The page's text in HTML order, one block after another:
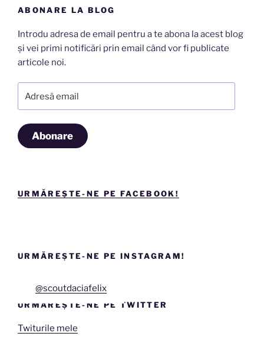
ABONARE LA BLOG
Introdu adresa de email pentru a te abona la acest blog
și vei primi notificări prin email când vor fi publicate
articole noi.
Abonare
URMĂREȘTE-NE PE FACEBOOK!
URMĂREȘTE-NE PE INSTAGRAM!
@scoutdaciafelix
URMĂREȘTE-NE PE TWITTER
Twiturile mele